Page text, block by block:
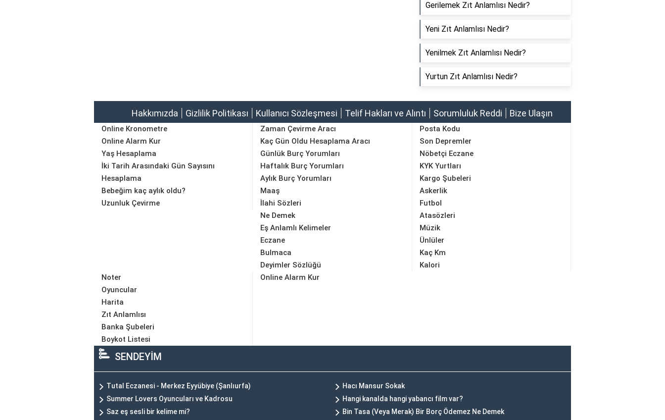
Gerilemek Zıt Anlamlısı Nedir?
Yeni Zıt Anlamlısı Nedir?
Yenilmek Zıt Anlamlısı Nedir?
Yurtun Zıt Anlamlısı Nedir?
Hakkımızda Gizlilik Politikası Kullanıcı Sözleşmesi Telif Hakları ve Alıntı Sorumluluk Reddi Bize Ulaşın
Online Kronometre
Online Alarm Kur
Yaş Hesaplama
İki Tarih Arasındaki Gün Sayısını
Hesaplama
Bebeğim kaç aylık oldu?
Uzunluk Çevirme
Zaman Çevirme Aracı
Kaç Gün Oldu Hesaplama Aracı
Günlük Burç Yorumları
Haftalık Burç Yorumları
Aylık Burç Yorumları
Maaş
Posta Kodu
Son Depremler
Nöbetçi Eczane
KYK Yurtları
Kargo Şubeleri
Askerlik
İlahi Sözleri
Ne Demek
Eş Anlamlı Kelimeler
Eczane
Bulmaca
Deyimler Sözlüğü
Futbol
Atasözleri
Müzik
Ünlüler
Kaç Km
Kalori
Noter
Oyuncular
Harita
Zıt Anlamlısı
Banka Şubeleri
Boykot Listesi
Online Alarm Kur
SENDEYİM
Tutal Eczanesi - Merkez Eyyübiye (Şanlıurfa)
Hacı Mansur Sokak
Summer Lovers Oyuncuları ve Kadrosu
Hangi kanalda hangi yabancı film var?
Saz eş sesli bir kelime mi?
Bin Tasa (Veya Merak) Bir Borç Ödemez Ne Demek